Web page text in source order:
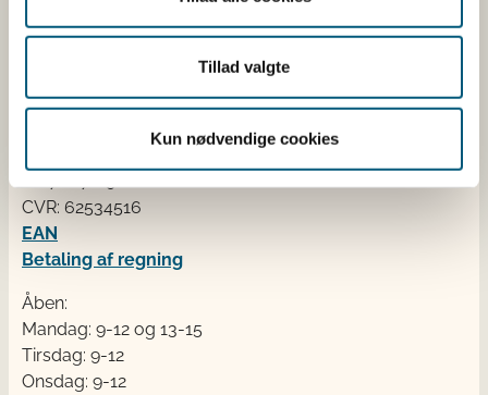
Tillad valgte
Kun nødvendige cookies
Fødevarestyrelsen
Stationsparken 31-33
CVR: 62534516
EAN
Betaling af regning
Åben:
Mandag: 9-12 og 13-15
Tirsdag: 9-12
Onsdag: 9-12